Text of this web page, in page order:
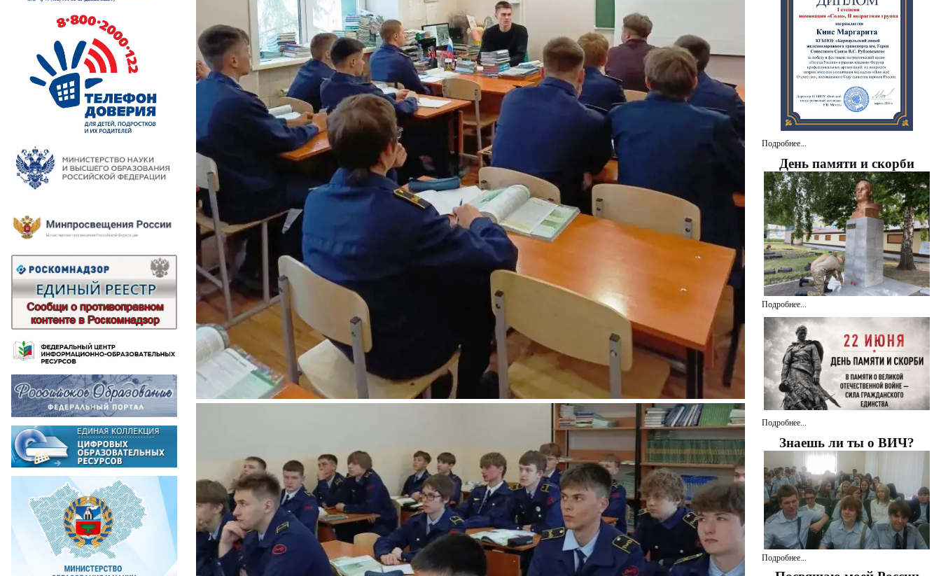
Подробнее...
День памяти и скорби
Подробнее...
Подробнее...
Знаешь ли ты о ВИЧ?
Подробнее...